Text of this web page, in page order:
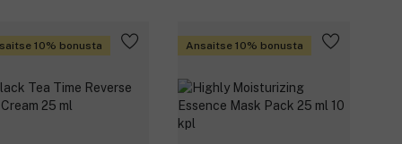
10% bonusta Ansaitse 10% bonusta